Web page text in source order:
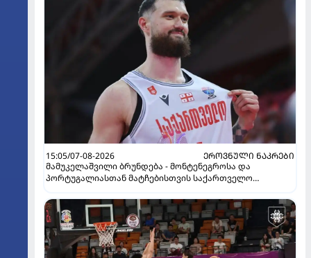
15:05/07-08-2026
ᲔᲠᲝᲕᲜᲣᲚᲘ ᲜᲐᲙᲠᲔᲑᲘ
მამუკელაშვილი ბრუნდება - მონტენეგროსა და
პორტუგალიასთან მატჩებისთვის საქართველო